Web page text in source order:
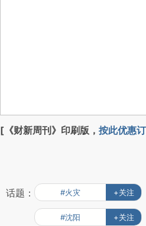
[《财新周刊》印刷版， 按此优惠
话题： #火灾 +关注
#沈阳 +关注